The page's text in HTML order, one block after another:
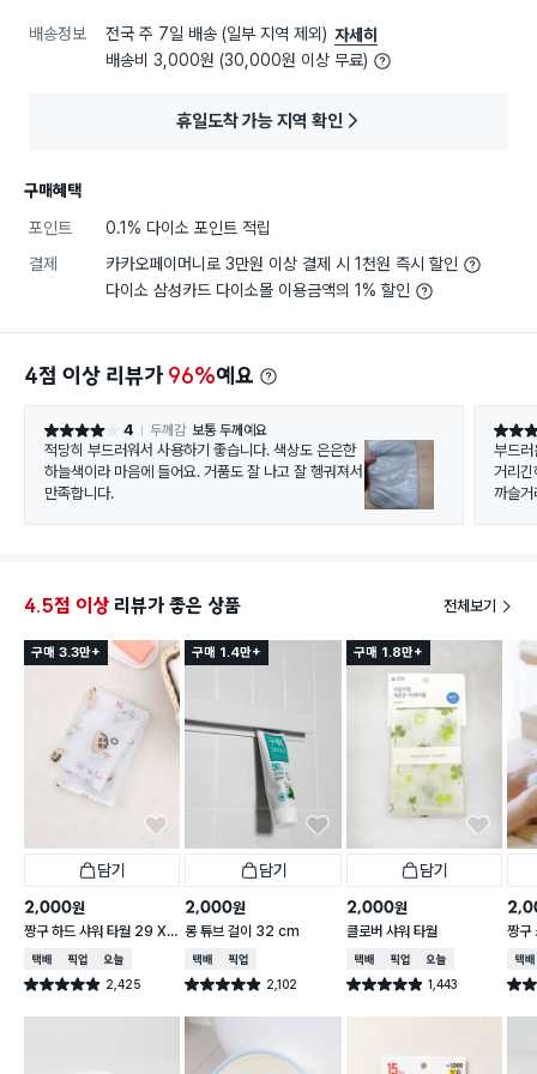
배송정보 전국 주 7일 배송 (일부 지역 제외) 자세히
배송비 3,000원 (30,000원 이상 무료)
휴일도착 가능 지역 확인
구매혜택
포인트
0.1% 다이소 포인트 적립
결제
카카오페이머니로 3만원 이상 결제 시 1천원 즉시 할인
다이소 삼성카드 다이소몰 이용금액의 1% 할인
4점 이상 리뷰가 96%예요
별점 4점 4 두께감 보통 두께예요
적당히 부드러워서 사용하기 좋습니다. 색상도 은은한
하늘색이라 마음에 들어요. 거품도 잘 나고 잘 헹궈져서
만족합니다.
별점 5
부드러
거리긴해요. 그래도 적응하면
까슬거
4.5점 이상 리뷰가 좋은 상품 전체보기
구매 3.3만+
담기
2,000원
짱구 하드 샤워 타월 29 X
95 cm
택배배송매장픽업오늘배송
별점 4.9점 2,425
건 작성
구매 1.4만+
담기
2,000원
롱 튜브 걸이 32 cm
택배배송매장픽업
별점 4.9점 2,102
건 작성
구매 1.8만+
담기
2,000원
클로버 샤워 타월
택배배송매장픽업오늘배송
별점 4.9점 1,443
건 작성
짱구
X
택배
별점